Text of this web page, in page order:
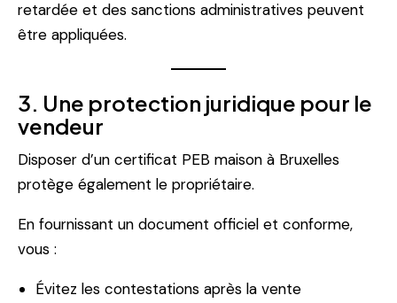
retardée et des sanctions administratives peuvent
être appliquées.
3. Une protection juridique pour le
vendeur
Disposer d’un certificat PEB maison à Bruxelles
protège également le propriétaire.
En fournissant un document officiel et conforme,
vous :
Évitez les contestations après la vente